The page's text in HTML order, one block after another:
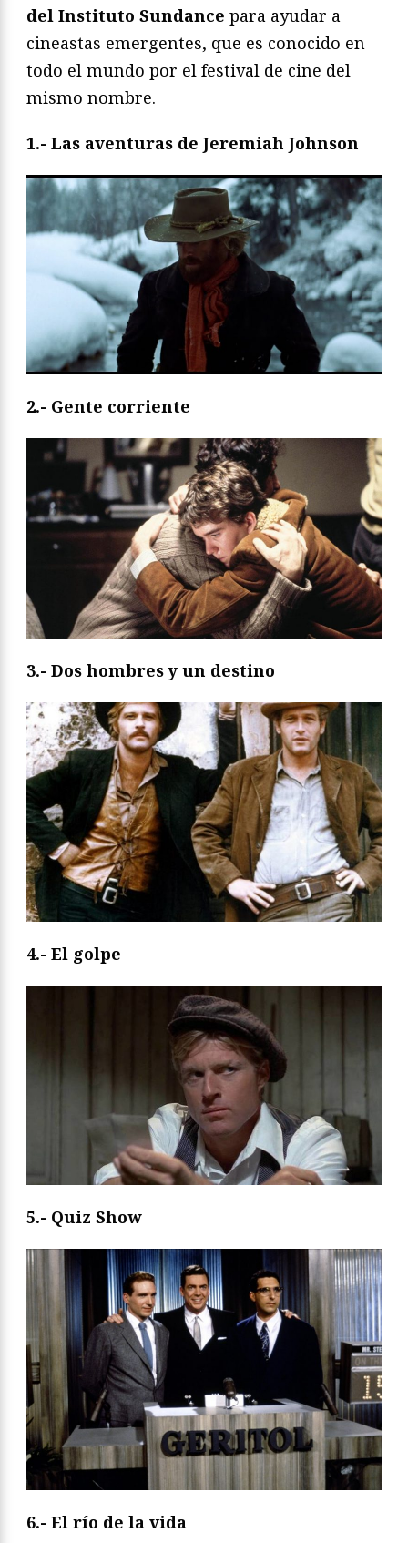
del Instituto Sundance para ayudar a
cineastas emergentes, que es conocido en
todo el mundo por el festival de cine del
mismo nombre.
1.- Las aventuras de Jeremiah Johnson
2.- Gente corriente
3.- Dos hombres y un destino
4.- El golpe
5.- Quiz Show
6.- El río de la vida